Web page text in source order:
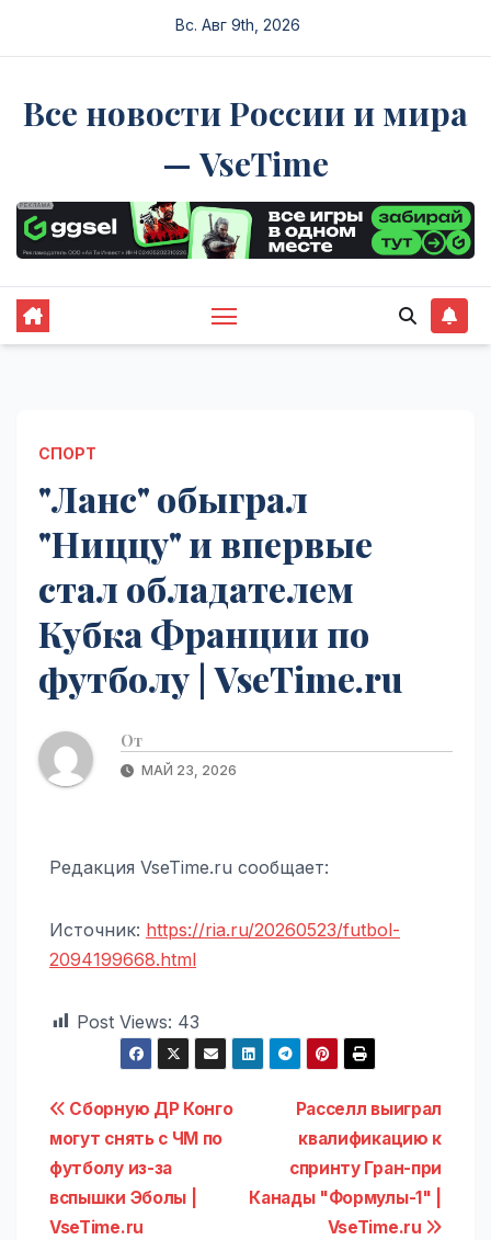
Вс. Авг 9th, 2026
Все новости России и мира
— VseTime
СПОРТ
"Ланс" обыграл
"Ниццу" и впервые
стал обладателем
Кубка Франции по
футболу | VseTime.ru
От
МАЙ 23, 2026
Редакция VseTime.ru сообщает:
Источник: https://ria.ru/20260523/futbol-
2094199668.html
Post Views: 43
Навигация
по
записям
Расселл выиграл
квалификацию к
спринту Гран-при
Канады "Формулы-1" |
VseTime.ru
Сборную ДР Конго
могут снять с ЧМ по
футболу из-за
вспышки Эболы |
VseTime.ru